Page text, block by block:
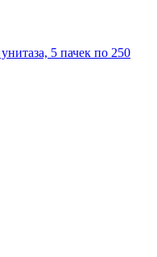
5 пачек по 250